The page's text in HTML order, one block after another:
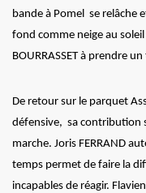
bande à Pomel se relâche
fond comme neige au
BOURRASSET à prendre
De retour sur le parquet
défensive, sa contribution
marche. Joris FERRAND
temps permet de faire la
incapables de réagir.